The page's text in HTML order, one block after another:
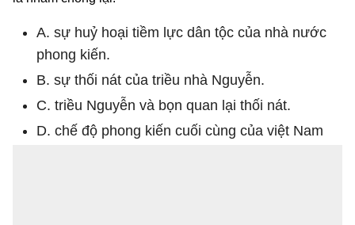
A. sự huỷ hoại tiềm lực dân tộc của nhà nước
phong kiến.
B. sự thối nát của triều nhà Nguyễn.
C. triều Nguyễn và bọn quan lại thối nát.
D. chế độ phong kiến cuối cùng của việt Nam